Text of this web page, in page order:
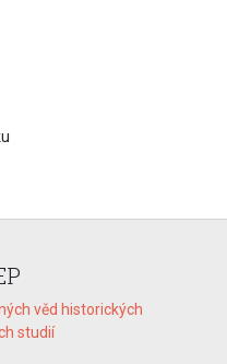
věd historických
studií